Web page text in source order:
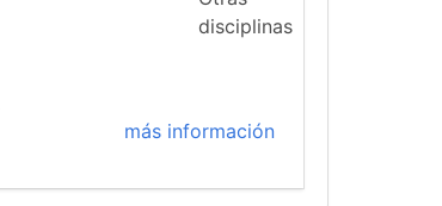
más información